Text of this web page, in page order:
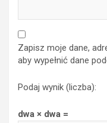
Zapisz moje dane,
aby wypełnić dane
Podaj wynik (liczba):
dwa × dwa =